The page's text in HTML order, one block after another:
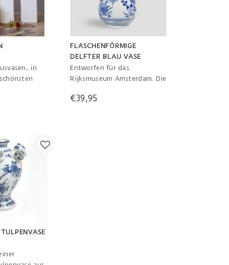
in
Straße in
FLASCHENFÖRMIGE
DELFTER BLAU VASE
Entworfen für das
Rijksmuseum Amsterdam. Die
blühenden Pflanzen und
€39,95